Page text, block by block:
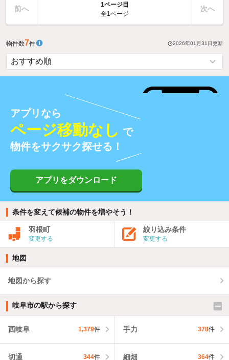
前へ
1ページ目
全1ページ
次へ
物件数7件 2026年01月31日更新
アプリなら
ページ移動なし で
物件をサクサク探せる！
アプリをダウンロード
条件を変えて候補の物件を増やそう！
羽根町
変更する
絞り込み条件
変更する
地図
地図から探す
岐阜市の駅から探す
西岐阜 1,379件 手力 378件
切通 344件 細畑 364件